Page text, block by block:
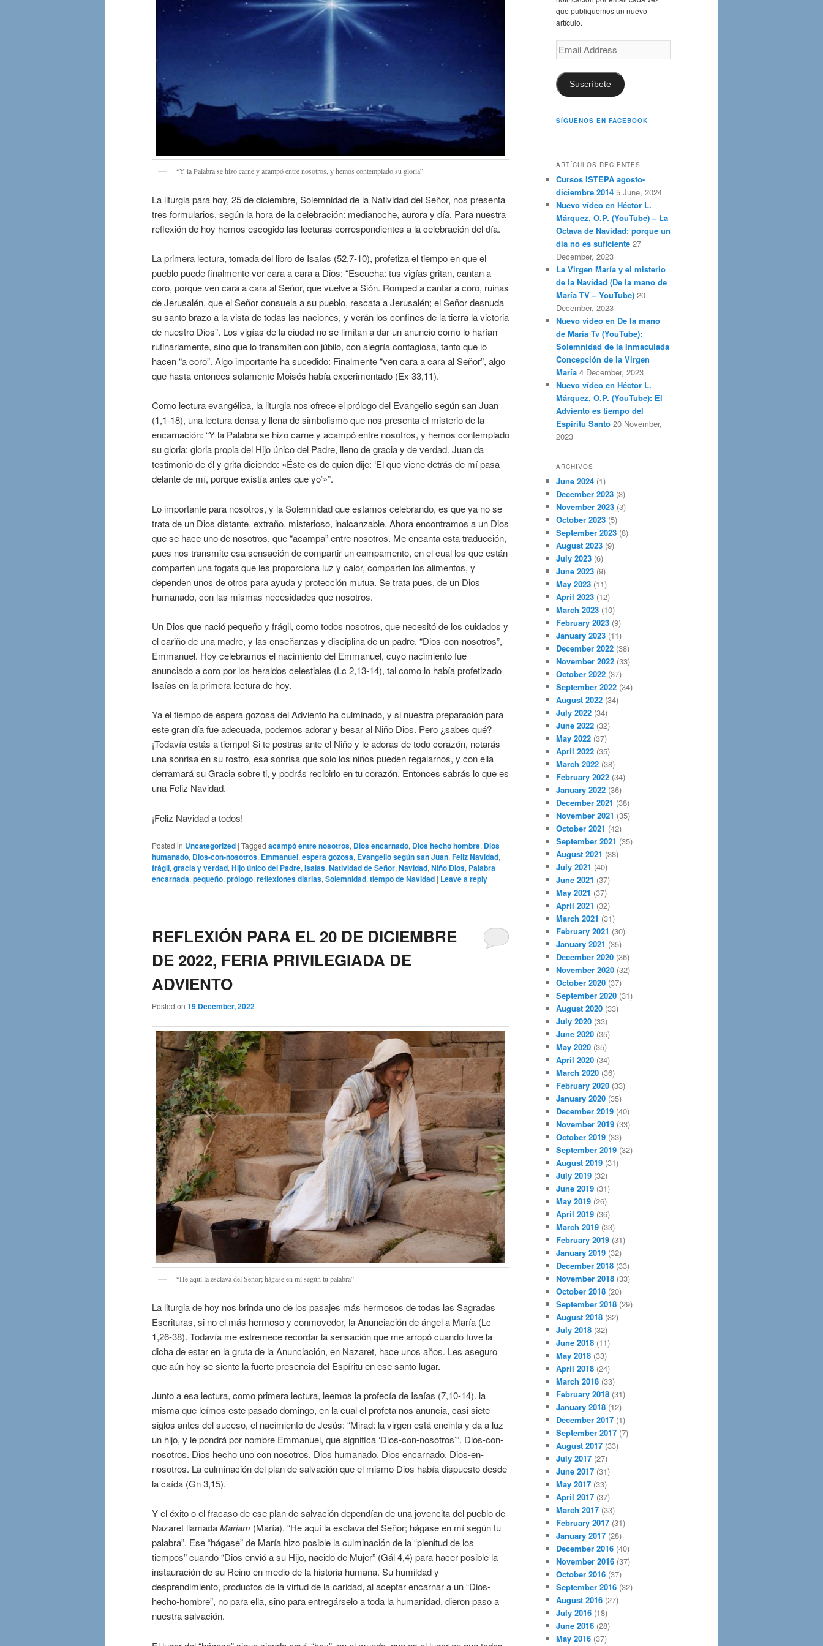
“Y la Palabra se hizo carne y acampó entre nosotros, y hemos contemplado su gloria”.
La liturgia para hoy, 25 de diciembre, Solemnidad de la Natividad del Señor, nos presenta
tres formularios, según la hora de la celebración: medianoche, aurora y día. Para nuestra
reflexión de hoy hemos escogido las lecturas correspondientes a la celebración del día.
La primera lectura, tomada del libro de Isaías (52,7-10), profetiza el tiempo en que el
pueblo puede finalmente ver cara a cara a Dios: “Escucha: tus vigías gritan, cantan a
coro, porque ven cara a cara al Señor, que vuelve a Sión. Romped a cantar a coro, ruinas
de Jerusalén, que el Señor consuela a su pueblo, rescata a Jerusalén; el Señor desnuda
su santo brazo a la vista de todas las naciones, y verán los confines de la tierra la victoria
de nuestro Dios”. Los vigías de la ciudad no se limitan a dar un anuncio como lo harían
rutinariamente, sino que lo transmiten con júbilo, con alegría contagiosa, tanto que lo
hacen “a coro”. Algo importante ha sucedido: Finalmente “ven cara a cara al Señor”, algo
que hasta entonces solamente Moisés había experimentado (Ex 33,11).
Como lectura evangélica, la liturgia nos ofrece el prólogo del Evangelio según san Juan
(1,1-18), una lectura densa y llena de simbolismo que nos presenta el misterio de la
encarnación: “Y la Palabra se hizo carne y acampó entre nosotros, y hemos contemplado
su gloria: gloria propia del Hijo único del Padre, lleno de gracia y de verdad. Juan da
testimonio de él y grita diciendo: «Éste es de quien dije: ‘El que viene detrás de mí pasa
delante de mí, porque existía antes que yo’»”.
Lo importante para nosotros, y la Solemnidad que estamos celebrando, es que ya no se
trata de un Dios distante, extraño, misterioso, inalcanzable. Ahora encontramos a un Dios
que se hace uno de nosotros, que “acampa” entre nosotros. Me encanta esta traducción,
pues nos transmite esa sensación de compartir un campamento, en el cual los que están
comparten una fogata que les proporciona luz y calor, comparten los alimentos, y
dependen unos de otros para ayuda y protección mutua. Se trata pues, de un Dios
humanado, con las mismas necesidades que nosotros.
Un Dios que nació pequeño y frágil, como todos nosotros, que necesitó de los cuidados y
el cariño de una madre, y las enseñanzas y disciplina de un padre. “Dios-con-nosotros”,
Emmanuel. Hoy celebramos el nacimiento del Emmanuel, cuyo nacimiento fue
anunciado a coro por los heraldos celestiales (Lc 2,13-14), tal como lo había profetizado
Isaías en la primera lectura de hoy.
Ya el tiempo de espera gozosa del Adviento ha culminado, y si nuestra preparación para
este gran día fue adecuada, podemos adorar y besar al Niño Dios. Pero ¿sabes qué?
¡Todavía estás a tiempo! Si te postras ante el Niño y le adoras de todo corazón, notarás
una sonrisa en su rostro, esa sonrisa que solo los niños pueden regalarnos, y con ella
derramará su Gracia sobre ti, y podrás recibirlo en tu corazón. Entonces sabrás lo que es
una Feliz Navidad.
¡Feliz Navidad a todos!
Posted in Uncategorized | Tagged acampó entre nosotros, Dios encarnado, Dios hecho hombre, Dios
humanado, Dios-con-nosotros, Emmanuel, espera gozosa, Evangelio según san Juan, Feliz Navidad,
frágil, gracia y verdad, Hijo único del Padre, Isaías, Natividad de Señor, Navidad, Niño Dios, Palabra
encarnada, pequeño, prólogo, reflexiones diarias, Solemnidad, tiempo de Navidad | Leave a reply
REFLEXIÓN PARA EL 20 DE DICIEMBRE
DE 2022, FERIA PRIVILEGIADA DE
ADVIENTO
Posted on 19 December, 2022
“He aquí la esclava del Señor; hágase en mí según tu palabra”.
La liturgia de hoy nos brinda uno de los pasajes más hermosos de todas las Sagradas
Escrituras, si no el más hermoso y conmovedor, la Anunciación de ángel a María (Lc
1,26-38). Todavía me estremece recordar la sensación que me arropó cuando tuve la
dicha de estar en la gruta de la Anunciación, en Nazaret, hace unos años. Les aseguro
que aún hoy se siente la fuerte presencia del Espíritu en ese santo lugar.
Junto a esa lectura, como primera lectura, leemos la profecía de Isaías (7,10-14). la
misma que leímos este pasado domingo, en la cual el profeta nos anuncia, casi siete
siglos antes del suceso, el nacimiento de Jesús: “Mirad: la virgen está encinta y da a luz
un hijo, y le pondrá por nombre Emmanuel, que significa ‘Dios-con-nosotros’”. Dios-con-
nosotros. Dios hecho uno con nosotros. Dios humanado. Dios encarnado. Dios-en-
nosotros. La culminación del plan de salvación que el mismo Dios había dispuesto desde
la caída (Gn 3,15).
Y el éxito o el fracaso de ese plan de salvación dependían de una jovencita del pueblo de
Nazaret llamadaMariam (María). “He aquí la esclava del Señor; hágase en mí según tu
palabra”. Ese “hágase” de María hizo posible la culminación de la “plenitud de los
tiempos” cuando “Dios envió a su Hijo, nacido de Mujer” (Gál 4,4) para hacer posible la
instauración de su Reino en medio de la historia humana. Su humildad y
desprendimiento, productos de la virtud de la caridad, al aceptar encarnar a un “Dios-
hecho-hombre”, no para ella, sino para entregárselo a toda la humanidad, dieron paso a
nuestra salvación.
que publiquemos un nuevo
artículo.
Email
Address
Suscríbete
SÍGUENOS EN FACEBOOK
ARTÍCULOS RECIENTES
Cursos ISTEPA agosto-
diciembre 2014 5 June, 2024
Nuevo vídeo en Héctor L.
Márquez, O.P. (YouTube) – La
Octava de Navidad; porque un
día no es suficiente 27
December, 2023
La Virgen María y el misterio
de la Navidad (De la mano de
María TV – YouTube) 20
December, 2023
Nuevo vídeo en De la mano
de María Tv (YouTube):
Solemnidad de la Inmaculada
Concepción de la Virgen
María 4 December, 2023
Nuevo vídeo en Héctor L.
Márquez, O.P. (YouTube): El
Adviento es tiempo del
Espíritu Santo 20 November,
2023
ARCHIVOS
June 2024 (1)
December 2023 (3)
November 2023 (3)
October 2023 (5)
September 2023 (8)
August 2023 (9)
July 2023 (6)
June 2023 (9)
May 2023 (11)
April 2023 (12)
March 2023 (10)
February 2023 (9)
January 2023 (11)
December 2022 (38)
November 2022 (33)
October 2022 (37)
September 2022 (34)
August 2022 (34)
July 2022 (34)
June 2022 (32)
May 2022 (37)
April 2022 (35)
March 2022 (38)
February 2022 (34)
January 2022 (36)
December 2021 (38)
November 2021 (35)
October 2021 (42)
September 2021 (35)
August 2021 (38)
July 2021 (40)
June 2021 (37)
May 2021 (37)
April 2021 (32)
March 2021 (31)
February 2021 (30)
January 2021 (35)
December 2020 (36)
November 2020 (32)
October 2020 (37)
September 2020 (31)
August 2020 (33)
July 2020 (33)
June 2020 (35)
May 2020 (35)
April 2020 (34)
March 2020 (36)
February 2020 (33)
January 2020 (35)
December 2019 (40)
November 2019 (33)
October 2019 (33)
September 2019 (32)
August 2019 (31)
July 2019 (32)
June 2019 (31)
May 2019 (26)
April 2019 (36)
March 2019 (33)
February 2019 (31)
January 2019 (32)
December 2018 (33)
November 2018 (33)
October 2018 (20)
September 2018 (29)
August 2018 (32)
July 2018 (32)
June 2018 (11)
May 2018 (33)
April 2018 (24)
March 2018 (33)
February 2018 (31)
January 2018 (12)
December 2017 (1)
September 2017 (7)
August 2017 (33)
July 2017 (27)
June 2017 (31)
May 2017 (33)
April 2017 (37)
March 2017 (33)
February 2017 (31)
January 2017 (28)
December 2016 (40)
November 2016 (37)
October 2016 (37)
September 2016 (32)
August 2016 (27)
July 2016 (18)
June 2016 (28)
May 2016 (37)